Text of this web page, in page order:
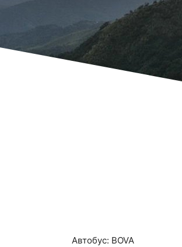
Автобус: BOVA